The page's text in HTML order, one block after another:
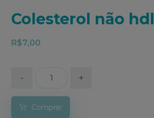
Colesterol não hdl
R$7,00
- +
Comprar